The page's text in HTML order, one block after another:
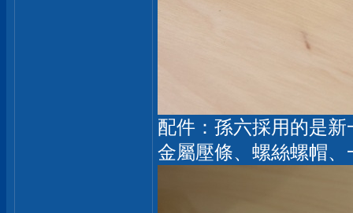
配件：孫六採用的是
金屬壓條、螺絲螺帽